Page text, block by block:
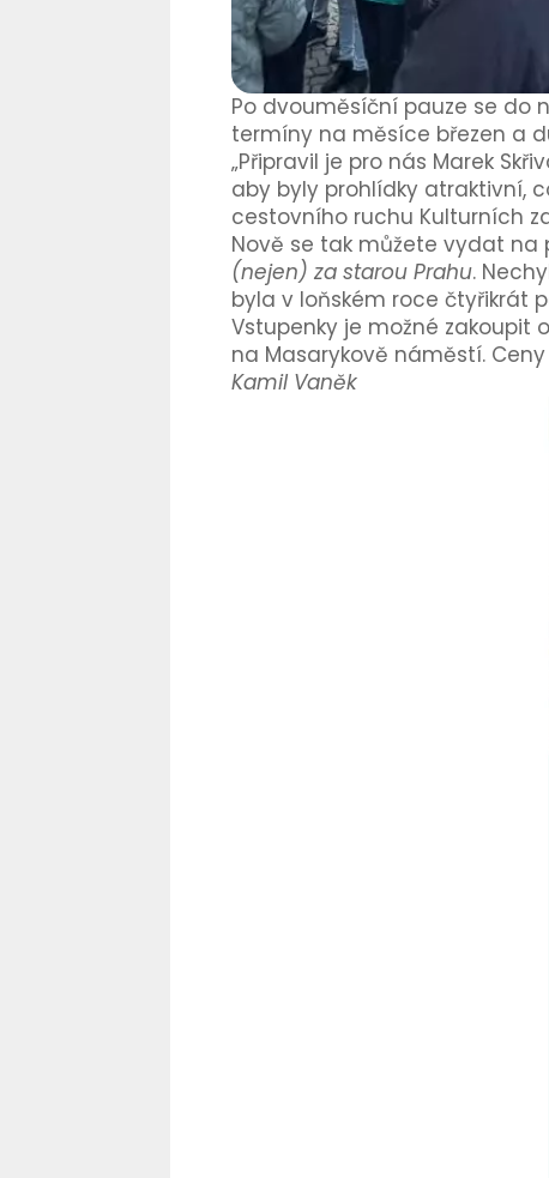
Po dvouměsíční pauze se do
termíny na měsíce březen a
„Připravil je pro nás Marek
aby byly prohlídky atraktivní,
cestovního ruchu Kulturních
Nově se tak můžete vydat na
(nejen) za starou Prahu.
byla v loňském roce čtyřikrát
Vstupenky je možné zakoupit
na Masarykově náměstí.
Kamil Vaněk